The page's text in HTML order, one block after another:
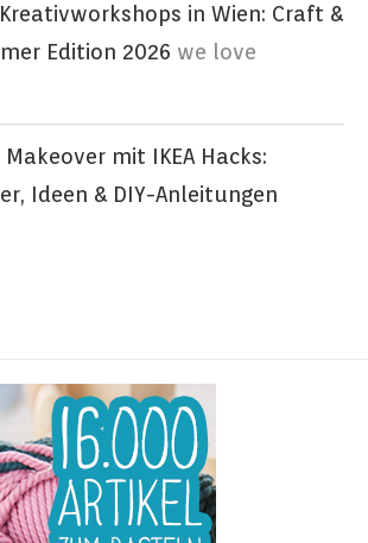
in Wien: Craft &
Edition 2026 we love
mit IKEA Hacks:
Ideen & DIY-Anleitungen